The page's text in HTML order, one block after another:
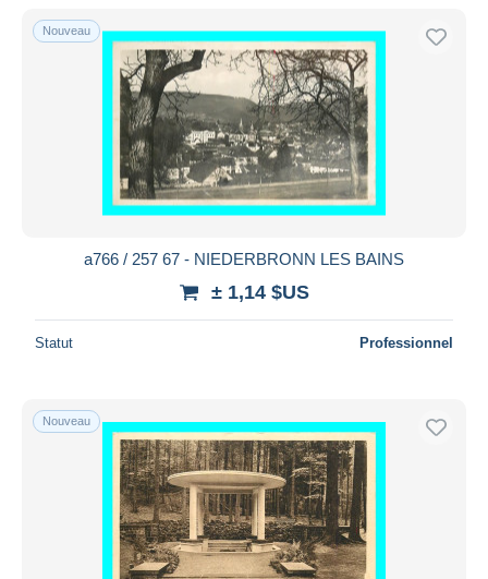
Uniquement en réduction
Livraison gratuite
Méthodes de paiement
PayPal
Virement bancaire
Visa
Bancontact
Tout désélectionner
Monde entier
Appliquer
Nouveau
a766 / 257 67 - NIEDERBRONN LES BAINS
± 1,14 $US
Statut Professionnel
Nouveau